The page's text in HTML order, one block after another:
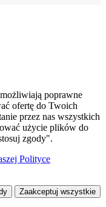
poprawne
ofertę do Twoich
przez nas wszystkich
użycie plików do
zgody".
Polityce
Zaakceptuj wszystkie